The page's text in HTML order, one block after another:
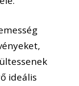
ideális